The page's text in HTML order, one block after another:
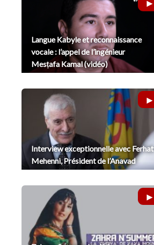
Langue Kabyle et reconnaissance
vocale : l’appel de l’ingénieur
Mesṭafa Kamal (vidéo)
Interview exceptionnelle avec Ferhat
Mehenni, Président de l’Anavad